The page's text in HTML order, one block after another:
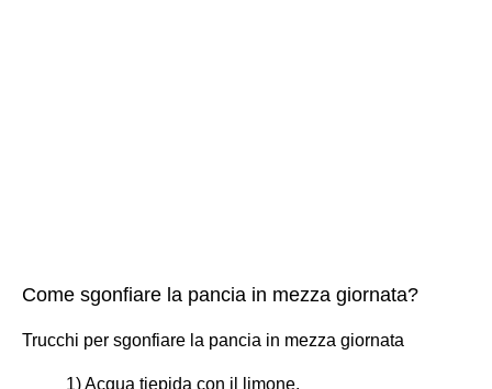
Come sgonfiare la pancia in mezza giornata?
Trucchi per sgonfiare la pancia in mezza giornata
1) Acqua tiepida con il limone.